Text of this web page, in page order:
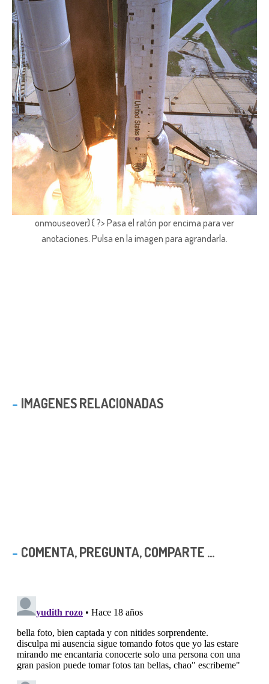
onmouseover) { ?> Pasa el ratón por encima para ver
anotaciones. Pulsa en la imagen para agrandarla.
IMAGENES RELACIONADAS
COMENTA, PREGUNTA, COMPARTE ...